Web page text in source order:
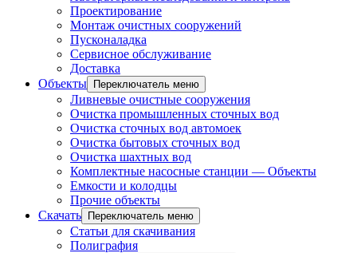
Проектирование
Монтаж очистных сооружений
Пусконаладка
Сервисное обслуживание
Доставка
Объекты
Переключатель меню
Ливневые очистные сооружения
Очистка промышленных сточных вод
Очистка сточных вод автомоек
Очистка бытовых сточных вод
Очистка шахтных вод
Комплектные насосные станции — Объекты
Емкости и колодцы
Прочие объекты
Скачать
Переключатель меню
Статьи для скачивания
Полиграфия